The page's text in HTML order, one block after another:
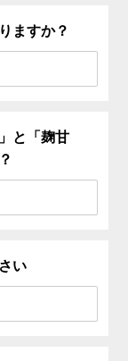
ますか？
と「麹甘
い